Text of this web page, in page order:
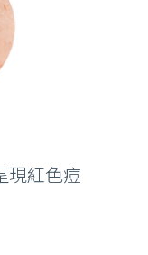
現紅色痘